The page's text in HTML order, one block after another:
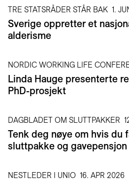
TRE STATSRÅDER STÅR BAK 1.
Sverige oppretter et
alderisme
NORDIC WORKING LIFE
Linda Hauge presenterte
PhD-prosjekt
DAGBLADET OM SLUTTPAKKER
Tenk deg nøye om hvis du
sluttpakke og gavepensjon
NESTLEDER I UNIO 16. APR 2026